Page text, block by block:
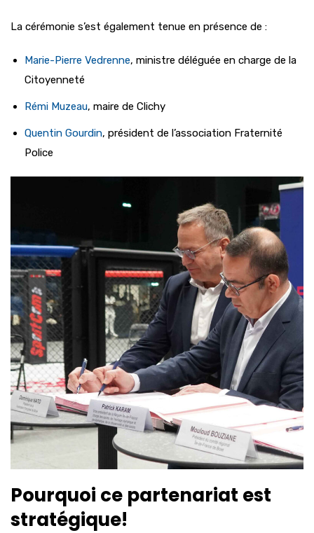
La cérémonie s’est également tenue en présence de :
Marie-Pierre Vedrenne, ministre déléguée en charge de la
Citoyenneté
Rémi Muzeau, maire de Clichy
Quentin Gourdin, président de l’association Fraternité
Police
Pourquoi ce partenariat est
stratégique!